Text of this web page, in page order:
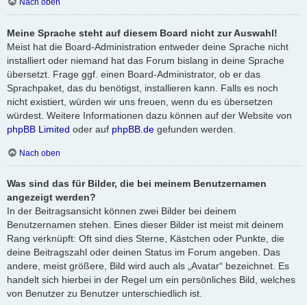
Nach oben
Meine Sprache steht auf diesem Board nicht zur Auswahl!
Meist hat die Board-Administration entweder deine Sprache nicht
installiert oder niemand hat das Forum bislang in deine Sprache
übersetzt. Frage ggf. einen Board-Administrator, ob er das
Sprachpaket, das du benötigst, installieren kann. Falls es noch
nicht existiert, würden wir uns freuen, wenn du es übersetzen
würdest. Weitere Informationen dazu können auf der Website von
phpBB Limited oder auf phpBB.de gefunden werden.
Nach oben
Was sind das für Bilder, die bei meinem Benutzernamen
angezeigt werden?
In der Beitragsansicht können zwei Bilder bei deinem
Benutzernamen stehen. Eines dieser Bilder ist meist mit deinem
Rang verknüpft: Oft sind dies Sterne, Kästchen oder Punkte, die
deine Beitragszahl oder deinen Status im Forum angeben. Das
andere, meist größere, Bild wird auch als „Avatar“ bezeichnet. Es
handelt sich hierbei in der Regel um ein persönliches Bild, welches
von Benutzer zu Benutzer unterschiedlich ist.